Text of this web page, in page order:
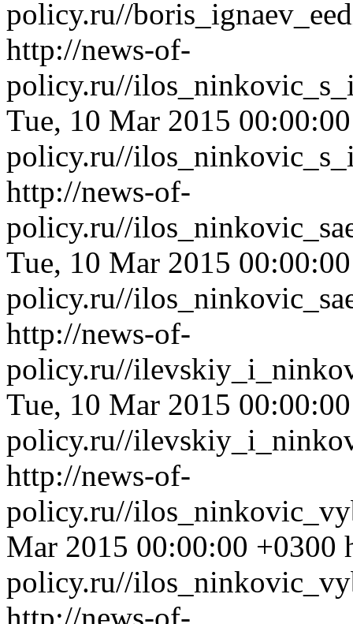
policy.ru//
http://news-of-
policy.ru//
Tue, 10 Mar 2015
policy.ru//
http://news-of-
policy.ru//
Tue, 10 Mar 2015
policy.ru//
http://news-of-
policy.ru//
Tue, 10 Mar 2015
policy.ru//
http://news-of-
policy.ru//
Mar 2015 00:00:00 +0300
policy.ru//